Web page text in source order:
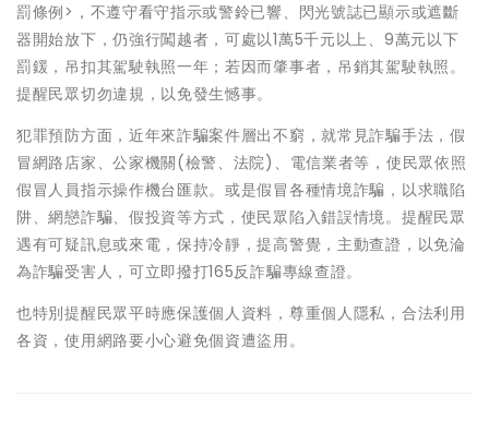
罰條例>，不遵守看守指示或警鈴已響、閃光號誌已顯示或遮斷
器開始放下，仍強行闖越者，可處以1萬5千元以上、9萬元以下
罰鍰，吊扣其駕駛執照一年；若因而肇事者，吊銷其駕駛執照。
提醒民眾切勿違規，以免發生憾事。
犯罪預防方面，近年來詐騙案件層出不窮，就常見詐騙手法，假
冒網路店家、公家機關(檢警、法院)、電信業者等，使民眾依照
假冒人員指示操作機台匯款。或是假冒各種情境詐騙，以求職陷
阱、網戀詐騙、假投資等方式，使民眾陷入錯誤情境。提醒民眾
遇有可疑訊息或來電，保持冷靜，提高警覺，主動查證，以免淪
為詐騙受害人，可立即撥打165反詐騙專線查證。
也特別提醒民眾平時應保護個人資料，尊重個人隱私，合法利用
各資，使用網路要小心避免個資遭盜用。